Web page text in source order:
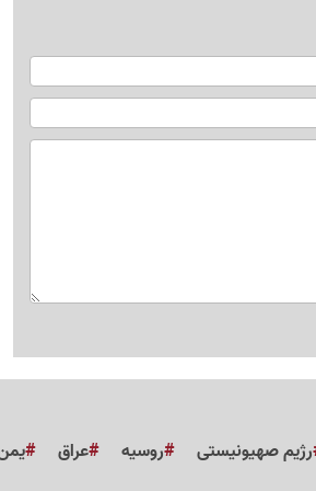
رژیم صهیونیستی روسیه عراق